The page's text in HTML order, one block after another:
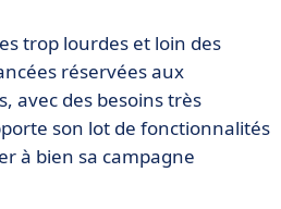
trop lourdes et loin des
réservées aux
avec des besoins très
son lot de fonctionnalités
à bien sa campagne